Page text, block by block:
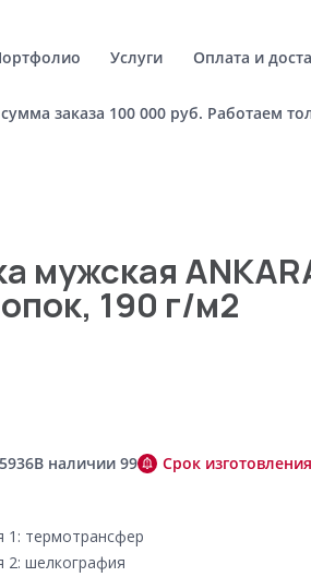
Услуги Оплата и
заказа 100 000 руб. Работаем
мужская
190 г/м2
В наличии 99 Срок
1: термотрансфер
2: шелкография